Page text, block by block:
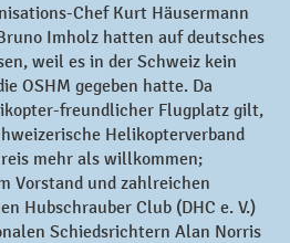
Chef Kurt Häusermann
Imholz hatten auf deutsches
weil es in der Schweiz kein
OSHM gegeben hatte. Da
freundlicher Flugplatz gilt,
Helikopterverband
mehr als willkommen;
Vorstand und zahlreichen
Hubschrauber Club (DHC e. V.)
Schiedsrichtern Alan Norris